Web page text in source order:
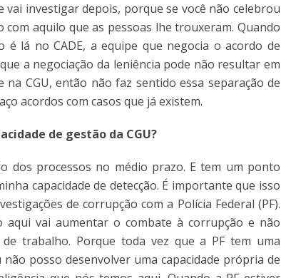
vai investigar depois, porque se você não celebrou
aquilo que as pessoas lhe trouxeram. Quando
lá no CADE, a equipe que negocia o acordo de
a negociação da leniência pode não resultar em
CGU, então não faz sentido essa separação de
acordos com casos que já existem.
de gestão da CGU?
dos processos no médio prazo. E tem um ponto
capacidade de detecção. É importante que isso
de corrupção com a Polícia Federal (PF).
vai aumentar o combate à corrupção e não
trabalho. Porque toda vez que a PF tem uma
posso desenvolver uma capacidade própria de